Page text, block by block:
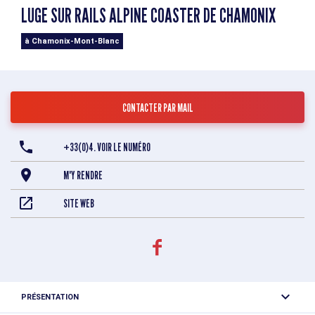
LUGE SUR RAILS ALPINE COASTER DE CHAMONIX
à Chamonix-Mont-Blanc
CONTACTER PAR MAIL
+33(0)4. VOIR LE NUMÉRO
M'Y RENDRE
SITE WEB
PRÉSENTATION